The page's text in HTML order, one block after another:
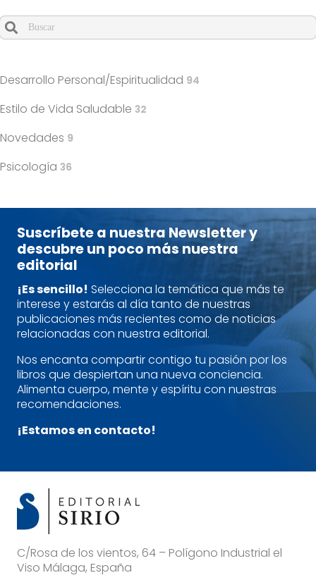
Desarrollo Personal/Espiritualidad 94
Estilo de Vida Saludable 32
Novedades 9
Psicología 36
Suscríbete a nuestra Newsletter y
descubre un poco más nuestra
editorial
¡Es sencillo! Selecciona la temática que más te
interese y estarás al día tanto de nuestras
publicaciones más recientes como de noticias
relacionadas con nuestra editorial.
Nos encanta compartir contigo tu pasión por los
libros que despiertan una nueva conciencia.
Alimenta cuerpo, mente y espíritu con nuestras
recomendaciones.
¡Estamos en contacto!
C/Rosa de los vientos, 64 – Polígono Industrial el
Viso Málaga, España